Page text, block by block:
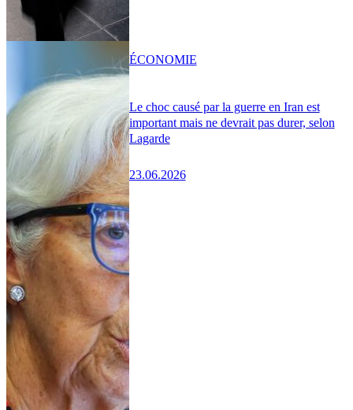
Le choc causé par la guerre en Iran est
important mais ne devrait pas durer, selon
Lagarde
23.06.2026
ÉCONOMIE